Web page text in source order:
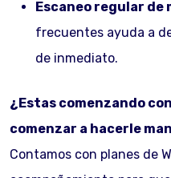
Escaneo regular de
frecuentes ayuda a
de inmediato.
¿Estas comenzando
comenzar a hacerle
Contamos con planes de